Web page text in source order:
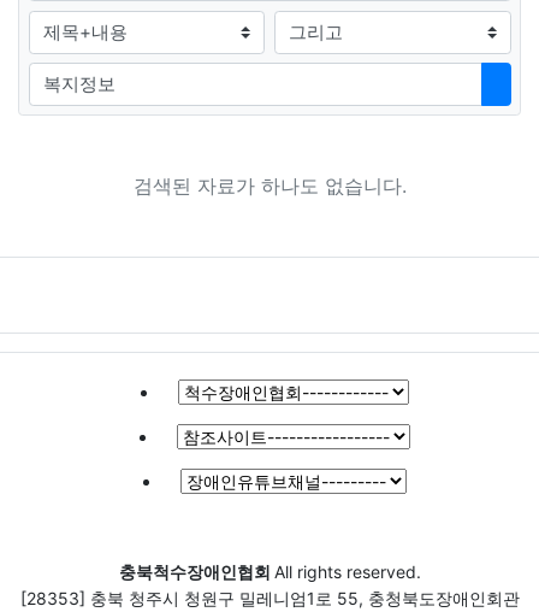
검색조건 검색방법
검색어
검
검색된 자료가 하나도 없습니다.
충북척수장애인협회 All rights reserved.
[28353] 충북 청주시 청원구 밀레니엄1로 55, 충청북도장애인회관